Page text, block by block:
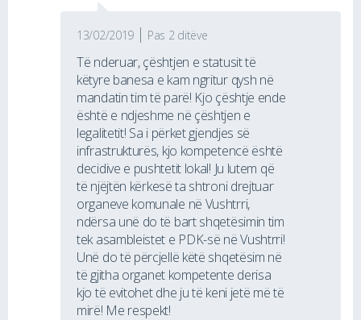
13/02/2019 Pas 2 ditëve
Të nderuar, çështjen e statusit të
këtyre banesa e kam ngritur qysh në
mandatin tim të parë! Kjo çështje ende
është e ndjeshme në çështjen e
legalitetit! Sa i përket gjendjes së
infrastrukturës, kjo kompetencë është
decidive e pushtetit lokal! Ju lutem që
të njëjtën kërkesë ta shtroni drejtuar
organeve komunale në Vushtrri,
ndërsa unë do të bart shqetësimin tim
tek asambleistet e PDK-së në Vushtrri!
Unë do të përcjellë këtë shqetësim në
të gjitha organet kompetente derisa
kjo të evitohet dhe ju të keni jetë më të
mirë! Me respekt!